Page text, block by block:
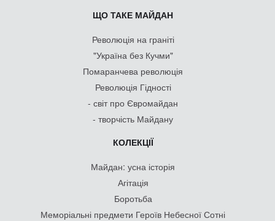
ЩО ТАКЕ МАЙДАН
Революція на граніті
"Україна без Кучми"
Помаранчева революція
Революція Гідності
- світ про Євромайдан
- творчість Майдану
КОЛЕКЦІЇ
Майдан: усна історія
Агітація
Боротьба
Меморіальні предмети Героїв Небесної Сотні